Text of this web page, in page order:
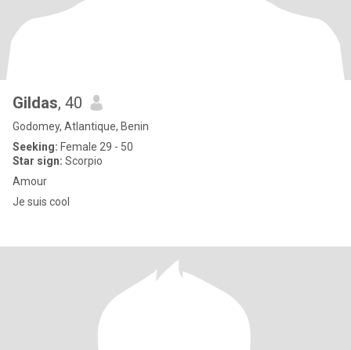
Gildas, 40
Godomey, Atlantique, Benin
Seeking: Female 29 - 50
Star sign: Scorpio
Amour
Je suis cool